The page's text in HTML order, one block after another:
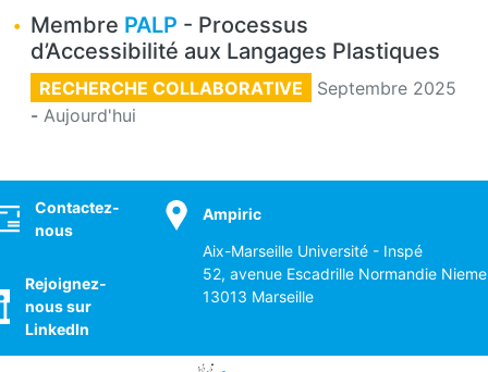
Membre PALP - Processus
d’Accessibilité aux Langages Plastiques
RECHERCHE COLLABORATIVE
Septembre 2025
- Aujourd'hui
Contactez-
nous
Rejoignez-
nous sur
LinkedIn
Ampiric
Aix-Marseille Université - Inspé
52, avenue Escadrille Normandie
13013 Marseille